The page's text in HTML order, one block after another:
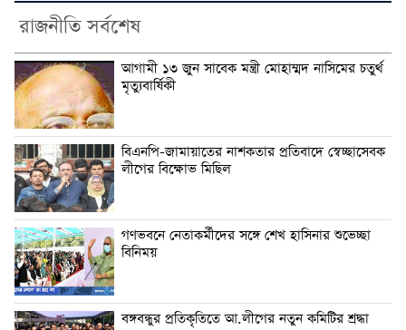
রাজনীতি সর্বশেষ
আগামী ১৩ জুন সাবেক মন্ত্রী মোহাম্মদ নাসিমের চতুর্থ
মৃত্যুবার্ষিকী
বিএনপি-জামায়াতের নাশকতার প্রতিবাদে স্বেচ্ছাসেবক
লীগের বিক্ষোভ মিছিল
গণভবনে নেতাকর্মীদের সঙ্গে শেখ হাসিনার শুভেচ্ছা
বিনিময়
বঙ্গবন্ধুর প্রতিকৃতিতে আ.লীগের নতুন কমিটির শ্রদ্ধা